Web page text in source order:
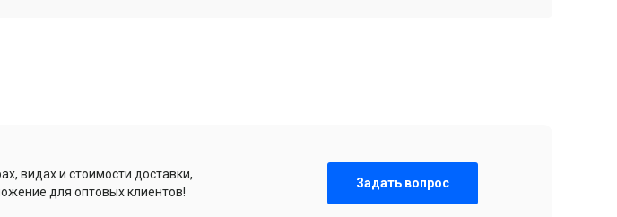
видах и стоимости доставки,
для оптовых клиентов!
Задать вопрос